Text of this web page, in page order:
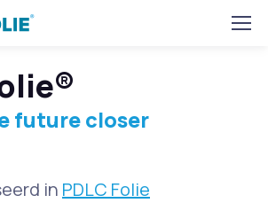
future closer
in PDLC Folie